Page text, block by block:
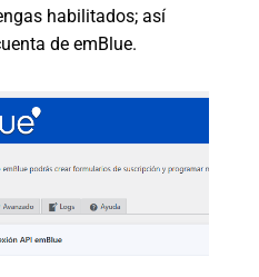
habilitados; así
de emBlue.